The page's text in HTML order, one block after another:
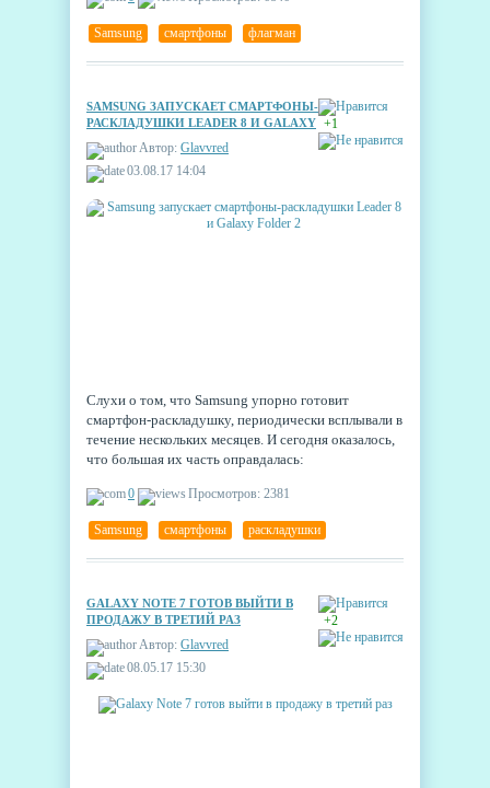
Samsung смартфоны флагман
+1
SAMSUNG ЗАПУСКАЕТ СМАРТФОНЫ-
РАСКЛАДУШКИ LEADER 8 И GALAXY
Автор: Glavvred
03.08.17 14:04
Слухи о том, что Samsung упорно готовит
смартфон-раскладушку, периодически всплывали в
течение нескольких месяцев. И сегодня оказалось,
что большая их часть оправдалась:
сразу две модели, Leader 8 и Galaxy Folder 2, в
Китае.
0 Просмотров: 2381
Samsung смартфоны раскладушки
+2
GALAXY NOTE 7 ГОТОВ ВЫЙТИ В
ПРОДАЖУ В ТРЕТИЙ РАЗ
Автор: Glavvred
08.05.17 15:30